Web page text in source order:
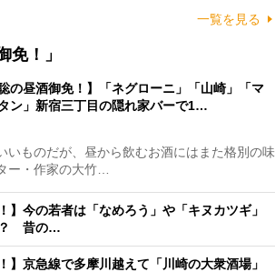
一覧を見る
免！」
聡の昼酒御免！】「ネグローニ」「山崎」「マ
ン」新宿三丁目の隠れ家バーで1…
ものだが、昼から飲むお酒にはまた格別の味
・作家の大竹…
】今の若者は「なめろう」や「キヌカツギ」
？ 昔の…
】京急線で多摩川越えて「川崎の大衆酒場」